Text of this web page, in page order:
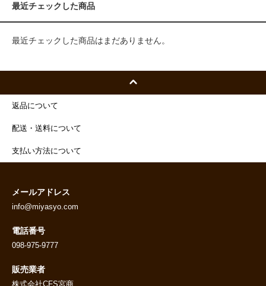
最近チェックした商品
最近チェックした商品はまだありません。
返品について
配送・送料について
支払い方法について
メールアドレス
info@miyasyo.com
電話番号
098-975-9777
販売業者
株式会社CFS宮商